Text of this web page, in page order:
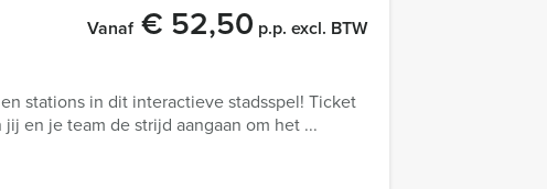
Vanaf€ 52,50 p.p. excl. BTW
stations in dit interactieve stadsspel! Ticket
en je team de strijd aangaan om het ...